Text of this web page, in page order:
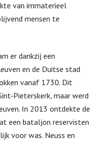
van immaterieel
mensen te
er dankzij een
en de Duitse stad
vanaf 1730. Dit
Pieterskerk, maar werd
In 2013 ontdekte de
een bataljon reservisten
voor was. Neuss en